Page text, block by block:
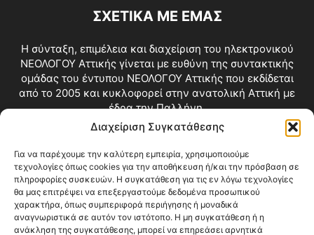
Διαχείριση Συγκατάθεσης
Για να παρέχουμε την καλύτερη εμπειρία, χρησιμοποιούμε
τεχνολογίες όπως cookies για την αποθήκευση ή/και την πρόσβαση σε
πληροφορίες συσκευών. Η συγκατάθεση για τις εν λόγω τεχνολογίες
θα μας επιτρέψει να επεξεργαστούμε δεδομένα προσωπικού
χαρακτήρα, όπως συμπεριφορά περιήγησης ή μοναδικά
αναγνωριστικά σε αυτόν τον ιστότοπο. Η μη συγκατάθεση ή η
ανάκληση της συγκατάθεσης, μπορεί να επηρεάσει αρνητικά
ΣΧΕΤΙΚΑ ΜΕ ΕΜΑΣ
Η σύνταξη, επιμέλεια και διαχείριση του ηλεκτρονικού
ΝΕΟΛΟΓΟΥ Αττικής γίνεται με ευθύνη της συντακτικής
ομάδας του έντυπου ΝΕΟΛΟΓΟΥ Αττικής που εκδίδεται
από το 2005 και κυκλοφορεί στην ανατολική Αττική με
έδρα την Παλλήνη.
Επικοινωνία:info@neologosattikis.gr
ΑΚΟΛΟΥΘΗΣΕ ΜΑΣ